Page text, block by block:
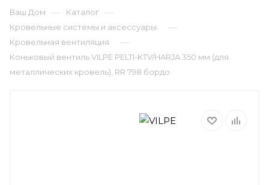
Ваш Дом — Каталог —
Кровельные системы и аксессуары —
Кровельная вентиляция —
Коньковый вентиль VILPE PELTI-KTV/HARJA 350 мм (для
металлических кровель), RR 798 бордо